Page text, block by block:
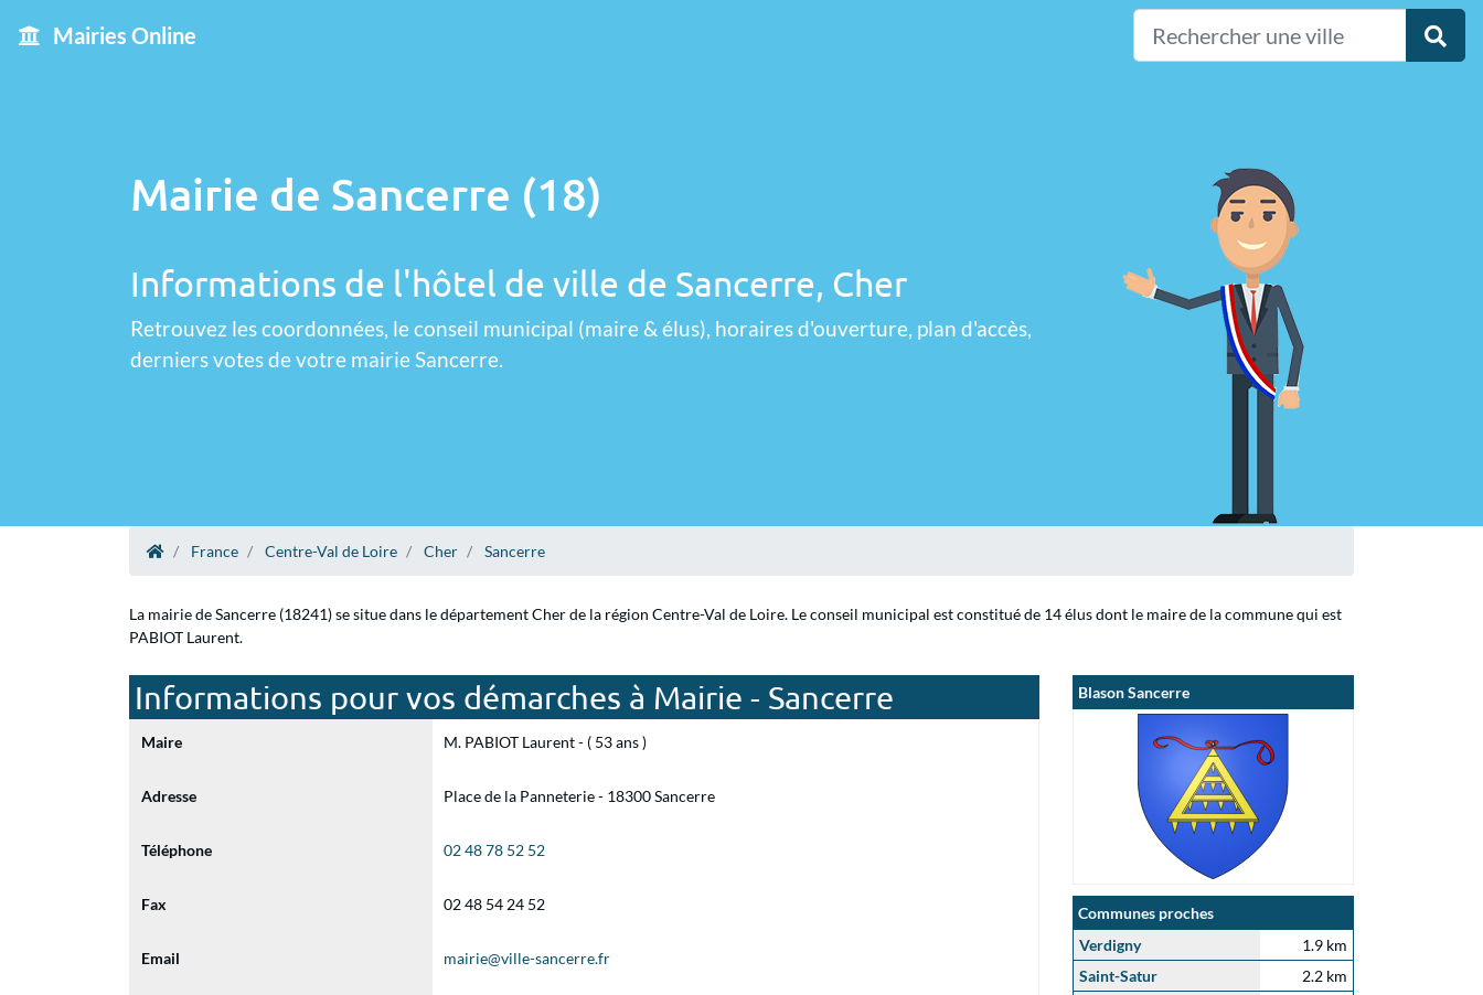
Mairies Online
Mairie de Sancerre (18)
Informations de l'hôtel de ville de Sancerre, Cher
Retrouvez les coordonnées, le conseil municipal (maire & élus), horaires d'ouverture, plan d'accès,
derniers votes de votre mairie Sancerre.
France Centre-Val de Loire Cher Sancerre
La mairie de Sancerre (18241) se situe dans le département Cher de la région Centre-Val de Loire. Le conseil municipal est constitué de 14 élus dont le maire de la commune qui est
PABIOT Laurent.
Informations pour vos démarches à Mairie - Sancerre
Maire M. PABIOT Laurent - ( 53 ans )
Adresse Place de la Panneterie - 18300 Sancerre
Téléphone 02 48 78 52 52
Fax 02 48 54 24 52
Email mairie@ville-sancerre.fr
Blason Sancerre
Communes proches
Verdigny
1.9 km
Saint-Satur
2.2 km